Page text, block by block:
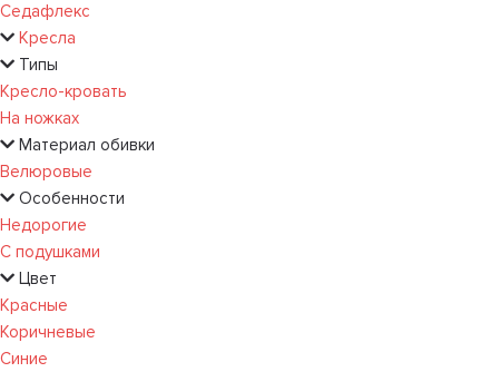
Седафлекс
Кресла
Типы
Кресло-кровать
На ножках
Материал обивки
Велюровые
Особенности
Недорогие
С подушками
Цвет
Красные
Коричневые
Синие